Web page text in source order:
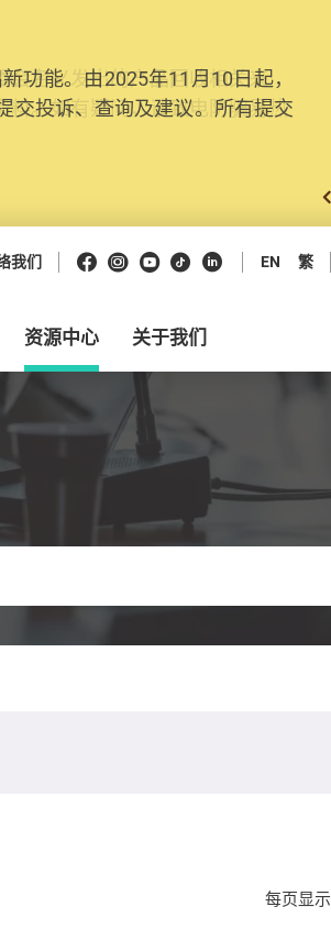
功能。由2025年11月10日起，
交投诉、查询及建议。所有提交
我们 Facebook
Instagram
Youtube
抖音领英 EN 繁
资源中心 关于我们
每页显示